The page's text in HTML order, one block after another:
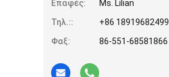
Επαφές:
Ms. Lilian
Τηλ.::
+86 18919682499
Φαξ:
86-551-68581866